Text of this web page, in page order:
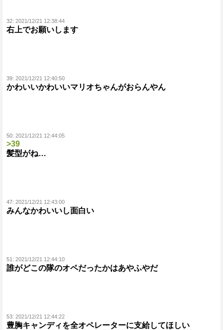
32: 2021/12/21 12:38:44
右上でお願いします
39: 2021/12/21 12:40:50
かわいいかわいいマリオちゃんがおらんやん
50: 2021/12/21 12:44:05
>39
髪型がね…
47: 2021/12/21 12:43:00
みんなかわいいし面白い
51: 2021/12/21 12:44:10
誰がどこの隊のオペだったかはあやふやだ
53: 2021/12/21 12:44:22
豊胸キャンディを全オペレーターに支給してほしい